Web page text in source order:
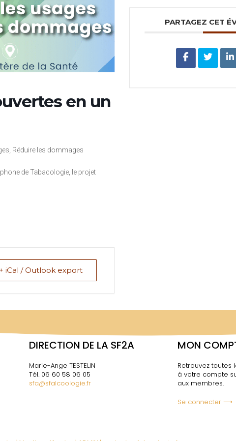
en un
Réduire les dommages
de Tabacologie, le projet
+ iCal / Outlook export
PARTAGEZ CET
DIRECTION DE LA SF2A
Marie-Ange TESTELIN
Tél. 06 60 58 06 05
sfa@sfalcoologie.fr
MON
Retrouvez toutes
à votre compte
aux membres.
Se connecter ⟶